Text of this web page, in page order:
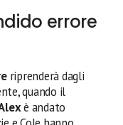
errore
riprenderà dagli
quando il
è andato